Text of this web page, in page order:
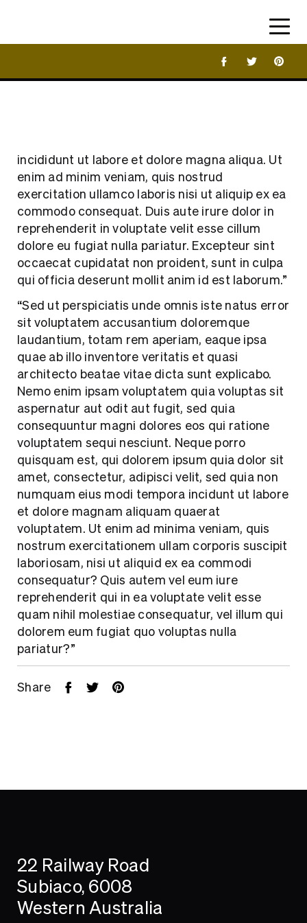
FacebookTwitter
incididunt ut labore et dolore magna aliqua. Ut
enim ad minim veniam, quis nostrud
exercitation ullamco laboris nisi ut aliquip ex ea
commodo consequat. Duis aute irure dolor in
reprehenderit in voluptate velit esse cillum
dolore eu fugiat nulla pariatur. Excepteur sint
occaecat cupidatat non proident, sunt in culpa
qui officia deserunt mollit anim id est laborum.”
“Sed ut perspiciatis unde omnis iste natus error
sit voluptatem accusantium doloremque
laudantium, totam rem aperiam, eaque ipsa
quae ab illo inventore veritatis et quasi
architecto beatae vitae dicta sunt explicabo.
Nemo enim ipsam voluptatem quia voluptas sit
aspernatur aut odit aut fugit, sed quia
consequuntur magni dolores eos qui ratione
voluptatem sequi nesciunt. Neque porro
quisquam est, qui dolorem ipsum quia dolor sit
amet, consectetur, adipisci velit, sed quia non
numquam eius modi tempora incidunt ut labore
et dolore magnam aliquam quaerat
voluptatem. Ut enim ad minima veniam, quis
nostrum exercitationem ullam corporis suscipit
laboriosam, nisi ut aliquid ex ea commodi
consequatur? Quis autem vel eum iure
reprehenderit qui in ea voluptate velit esse
quam nihil molestiae consequatur, vel illum qui
dolorem eum fugiat quo voluptas nulla
pariatur?”
Share
22 Railway Road
Subiaco, 6008
Western Australia
Search....
Search
Home
About
Projects
Investor
Contact